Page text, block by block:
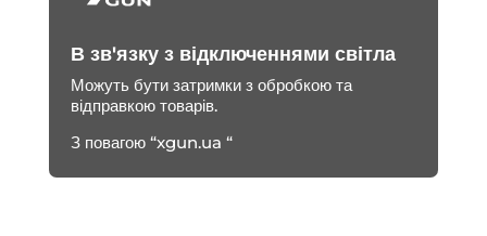
В зв'язку з відключеннями світла
Можуть бути затримки з обробкою та
відправкою товарів.
З повагою “xgun.ua “